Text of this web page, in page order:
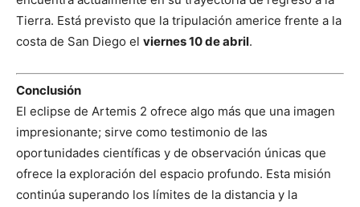
Tierra. Está previsto que la tripulación americe frente a la
costa de San Diego el viernes 10 de abril.
Conclusión
El eclipse de Artemis 2 ofrece algo más que una imagen
impresionante; sirve como testimonio de las
oportunidades científicas y de observación únicas que
ofrece la exploración del espacio profundo. Esta misión
continúa superando los límites de la distancia y la